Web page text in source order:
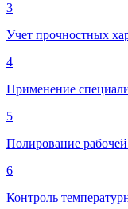
3
Учет прочностных
4
Применение
5
Полирование
6
Контроль